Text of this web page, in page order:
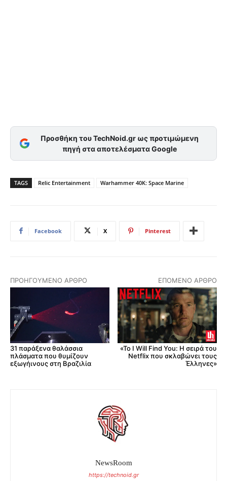
Προσθήκη του TechNoid.gr ως προτιμώμενη
πηγή στα αποτελέσματα Google
TAGS Relic Entertainment Warhammer 40K: Space Marine
Facebook X Pinterest
ΠΡΟΗΓΟΎΜΕΝΟ ΆΡΘΡΟ
31 παράξενα θαλάσσια
πλάσματα που θυμίζουν
εξωγήινους στη Βραζιλία
ΕΠΌΜΕΝΟ ΆΡΘΡΟ
«To I Will Find You: Η σειρά του
Netflix που σκλαβώνει τους
Έλληνες»
NewsRoom
https://technoid.gr